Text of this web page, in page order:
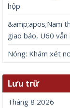
hộp
&amp;apos;Nam
giao báo, U60 vẫn
Nóng: Khám xét
Lưu trữ
Tháng 8 2026